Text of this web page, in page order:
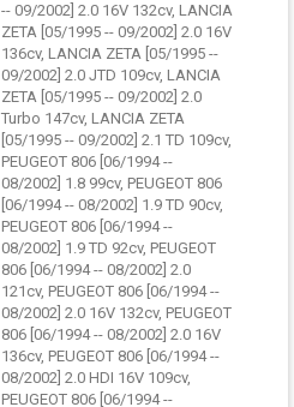
-- 09/2002] 2.0 16V 132cv, LANCIA
ZETA [05/1995 -- 09/2002] 2.0 16V
136cv, LANCIA ZETA [05/1995 --
09/2002] 2.0 JTD 109cv, LANCIA
ZETA [05/1995 -- 09/2002] 2.0
Turbo 147cv, LANCIA ZETA
[05/1995 -- 09/2002] 2.1 TD 109cv,
PEUGEOT 806 [06/1994 --
08/2002] 1.8 99cv, PEUGEOT 806
[06/1994 -- 08/2002] 1.9 TD 90cv,
PEUGEOT 806 [06/1994 --
08/2002] 1.9 TD 92cv, PEUGEOT
806 [06/1994 -- 08/2002] 2.0
121cv, PEUGEOT 806 [06/1994 --
08/2002] 2.0 16V 132cv, PEUGEOT
806 [06/1994 -- 08/2002] 2.0 16V
136cv, PEUGEOT 806 [06/1994 --
08/2002] 2.0 HDI 16V 109cv,
PEUGEOT 806 [06/1994 --